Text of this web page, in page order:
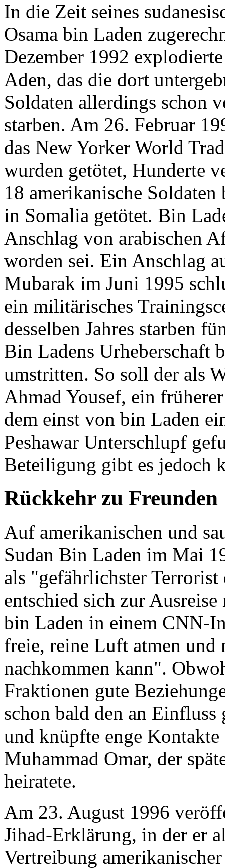
In die Zeit seines
Osama bin Laden
Dezember 1992
Aden, das die dort
Soldaten allerdings schon
starben. Am 26. Februar
das New Yorker World
wurden getötet, Hunderte
18 amerikanische
in Somalia getötet. Bin
Anschlag von arabischen
worden sei. Ein Anschlag
Mubarak im Juni 1995
ein militärisches
desselben Jahres starben
Bin Ladens Urheberschaft
umstritten. So soll der als
Ahmad Yousef, ein
dem einst von bin Laden
Peshawar Unterschlupf
Beteiligung gibt es jedoch
Rückkehr zu Freunden
Auf amerikanischen und
Sudan Bin Laden im Mai
als "gefährlichster Terrorist
entschied sich zur
bin Laden in einem CNN-
freie, reine Luft atmen
nachkommen kann".
Fraktionen gute
schon bald den an
und knüpfte enge
Muhammad Omar, der
heiratete.
Am 23. August 1996
Jihad-Erklärung, in der er
Vertreibung